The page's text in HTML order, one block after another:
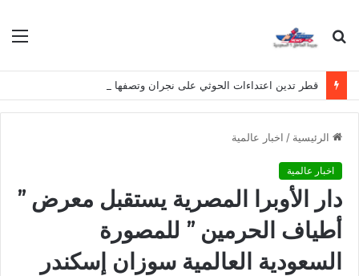
بحث
الرئيسية / اخبار عالمية
اخبار عالمية
دار الأوبرا المصرية يستقبل معرض ”
أطياف الحرمين ” للمصورة
السعودية العالمية سوزان إسكندر